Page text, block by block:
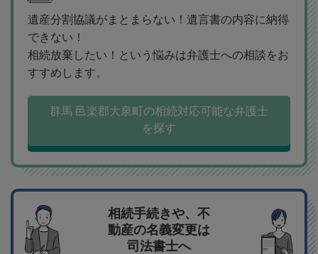
遺産分割協議がまとまらない！遺言書の内容に納得
できない！
相続放棄したい！という悩みは弁護士への相談をお
すすめします。
群馬 邑楽郡大泉町の相続対応可能な弁護士
を探す
相続手続きや、不
動産の名義変更は
司法書士へ